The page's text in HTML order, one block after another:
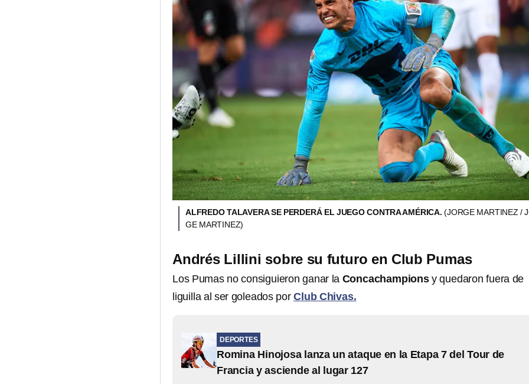
ALFREDO TALAVERA SE PERDERÁ EL JUEGO CONTRA AMÉRICA.(JORGE MARTINEZ /
GE MARTINEZ)
Andrés Lillini sobre su futuro en Club Pumas
Los Pumas no consiguieron ganar la Concachampionsy quedaron fuera de
liguilla al ser goleados porClub Chivas.
DEPORTES
Romina Hinojosa lanza un ataque en la Etapa 7 del Tour de
Francia y asciende al lugar 127